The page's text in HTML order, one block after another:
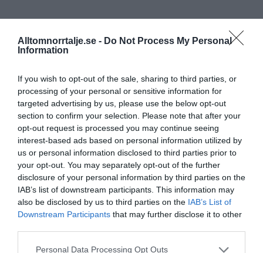
Alltomnorrtalje.se - Do Not Process My Personal
Information
If you wish to opt-out of the sale, sharing to third parties, or
processing of your personal or sensitive information for
targeted advertising by us, please use the below opt-out
section to confirm your selection. Please note that after your
opt-out request is processed you may continue seeing
interest-based ads based on personal information utilized by
us or personal information disclosed to third parties prior to
your opt-out. You may separately opt-out of the further
disclosure of your personal information by third parties on the
IAB’s list of downstream participants. This information may
also be disclosed by us to third parties on the IAB’s List of
Downstream Participants that may further disclose it to other
Personal Data Processing Opt Outs